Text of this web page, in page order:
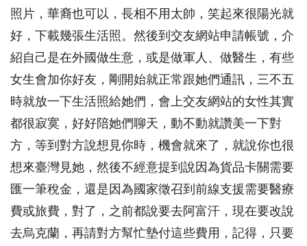
照片，華裔也可以，長相不用太帥，笑起來很陽光就
好，下載幾張生活照。然後到交友網站申請帳號，介
紹自己是在外國做生意，或是做軍人、做醫生，有些
女生會加你好友，剛開始就正常跟她們通訊，三不五
時就放一下生活照給她們，會上交友網站的女性其實
都很寂寞，好好陪她們聊天，動不動就讚美一下對
方，等到對方說想見你時，機會就來了，就說你也很
想來臺灣見她，然後不經意提到說因為貨品卡關需要
匯一筆稅金，還是因為國家徵召到前線支援需要醫療
費或旅費，對了，之前都說要去阿富汗，現在要改說
去烏克蘭，再請對方幫忙墊付這些費用，記得，只要